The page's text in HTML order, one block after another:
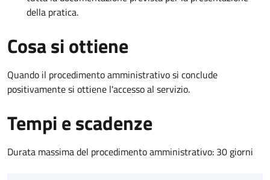
della pratica.
Cosa si ottiene
Quando il procedimento amministrativo si conclude
positivamente si ottiene l'accesso al servizio.
Tempi e scadenze
Durata massima del procedimento amministrativo: 30 giorni